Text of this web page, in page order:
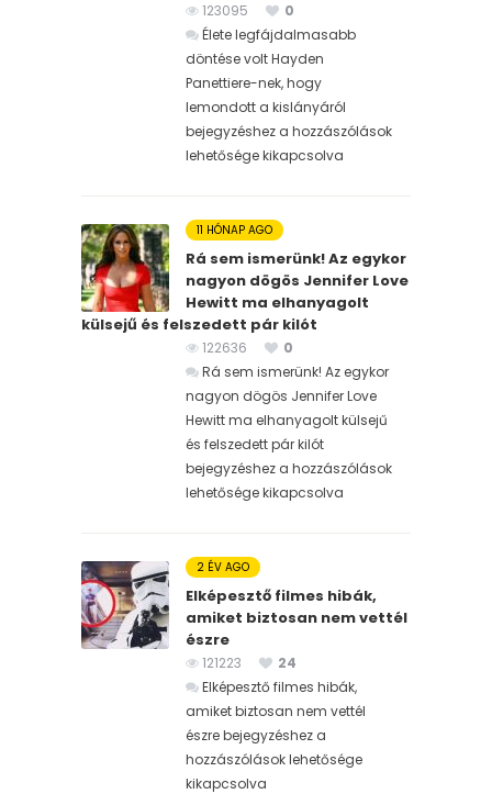
123095
0
Élete legfájdalmasabb
döntése volt Hayden
Panettiere-nek, hogy
lemondott a kislányáról
bejegyzéshez a hozzászólások
lehetősége kikapcsolva
11 HÓNAP AGO
Rá sem ismerünk! Az egykor
nagyon dögös Jennifer Love
Hewitt ma elhanyagolt
külsejű és felszedett pár kilót
122636
0
Rá sem ismerünk! Az egykor
nagyon dögös Jennifer Love
Hewitt ma elhanyagolt külsejű
és felszedett pár kilót
bejegyzéshez a hozzászólások
lehetősége kikapcsolva
2 ÉV AGO
Elképesztő filmes hibák,
amiket biztosan nem vettél
észre
121223
24
Elképesztő filmes hibák,
amiket biztosan nem vettél
észre bejegyzéshez a
hozzászólások lehetősége
kikapcsolva